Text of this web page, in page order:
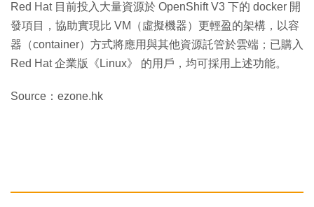
Red Hat 目前投入大量資源於 OpenShift V3 下的 docker 開
發項目，協助實現比 VM（虛擬機器）更輕盈的架構，以容
器（container）方式將應用與其他資源託管於雲端；已購入
Red Hat 企業版《Linux》 的用戶，均可採用上述功能。
Source：ezone.hk